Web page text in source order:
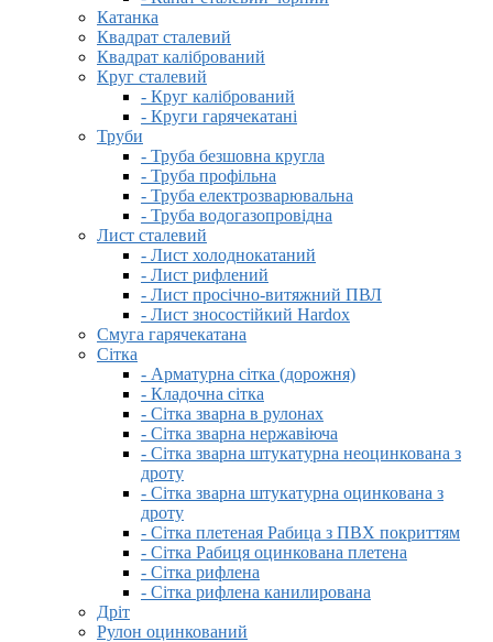
Катанка
Квадрат сталевий
Квадрат калібрований
Круг сталевий
- Круг калібрований
- Круги гарячекатані
Труби
- Труба безшовна кругла
- Труба профільна
- Труба електрозварювальна
- Труба водогазопровідна
Лист сталевий
- Лист холоднокатаний
- Лист рифлений
- Лист просічно-витяжний ПВЛ
- Лист зносостійкий Hardox
Смуга гарячекатана
Сітка
- Арматурна сітка (дорожня)
- Кладочна сітка
- Сітка зварна в рулонах
- Сітка зварна нержавіюча
- Сітка зварна штукатурна неоцинкована з
дроту
- Сітка зварна штукатурна оцинкована з
дроту
- Сітка плетеная Рабица з ПВХ покриттям
- Сітка Рабиця оцинкована плетена
- Сітка рифлена
- Сітка рифлена канилирована
Дріт
Рулон оцинкований